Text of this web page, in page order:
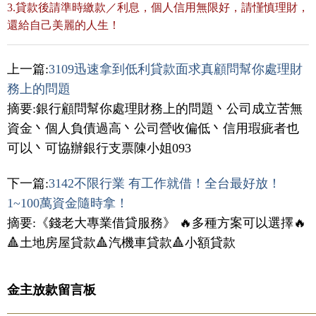
3.貸款後請準時繳款／利息，個人信用無限好，請慬慎理財，
還給自己美麗的人生！
上一篇:3109迅速拿到低利貸款面求真顧問幫你處理財
務上的問題
摘要:銀行顧問幫你處理財務上的問題丶公司成立苦無
資金丶個人負債過高丶公司營收偏低丶信用瑕疵者也
可以丶可協辦銀行支票陳小姐093
下一篇:3142不限行業 有工作就借！全台最好放！
1~100萬資金隨時拿！
摘要:《錢老大專業借貸服務》 🔥多種方案可以選擇🔥
🔺土地房屋貸款🔺汽機車貸款🔺小額貸款
金主放款留言板